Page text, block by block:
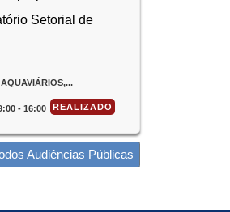
Setorial de
- 16:00 REALIZADO
Audiências Públicas